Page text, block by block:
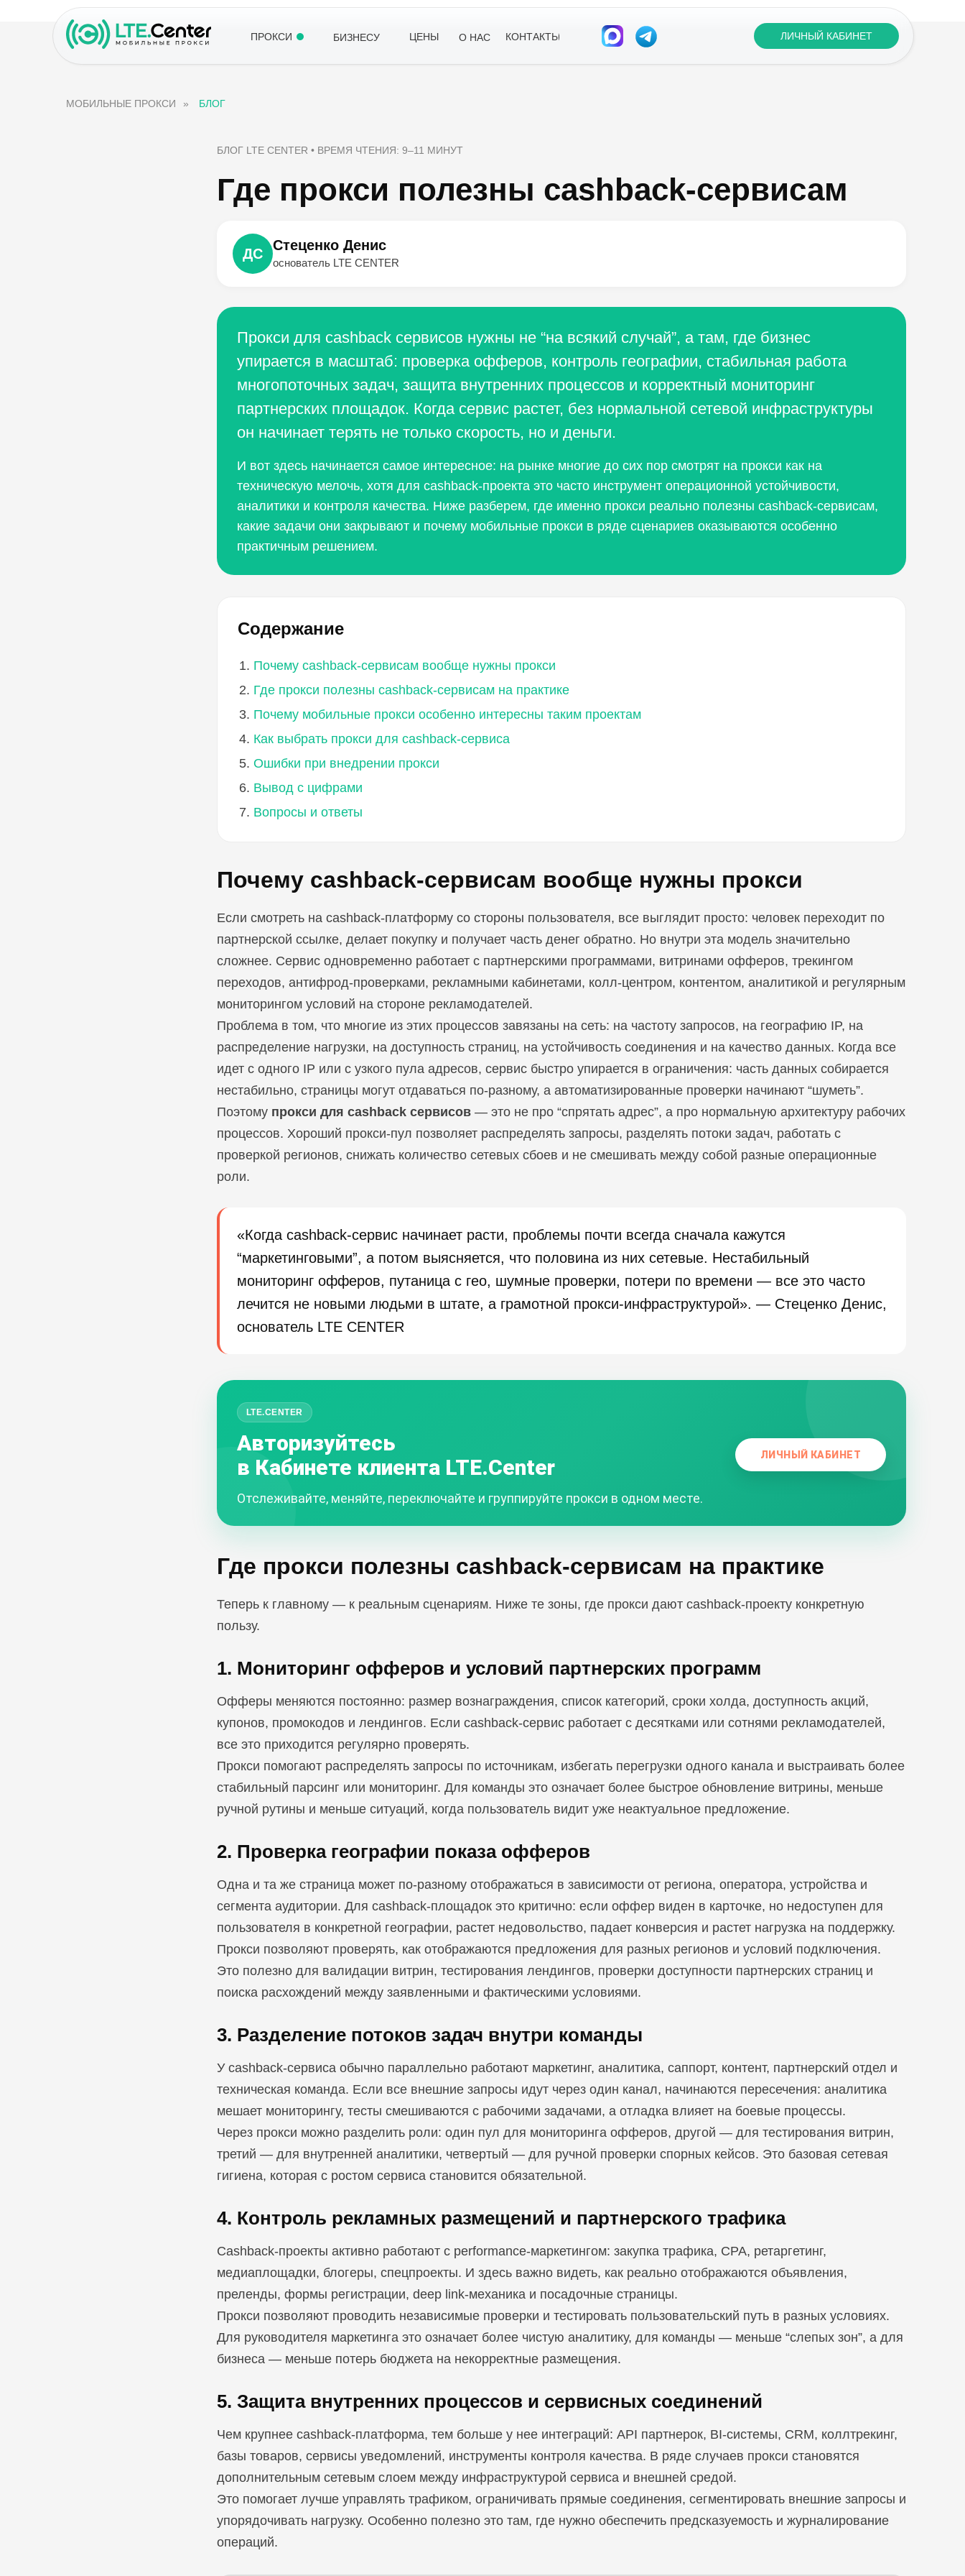
ЛИЧНЫЙ КАБИНЕТ
ПРОКСИ БИЗНЕСУ ЦЕНЫ О НАС КОНТАКТЫ
МОБИЛЬНЫЕ ПРОКСИ » БЛОГ
БЛОГ LTE CENTER • ВРЕМЯ ЧТЕНИЯ: 9–11 МИНУТ
Где прокси полезны cashback-сервисам
ДС
Стеценко Денис
основатель LTE CENTER
Прокси для cashback сервисов нужны не “на всякий случай”, а там, где бизнес
упирается в масштаб: проверка офферов, контроль географии, стабильная работа
многопоточных задач, защита внутренних процессов и корректный мониторинг
партнерских площадок. Когда сервис растет, без нормальной сетевой инфраструктуры
он начинает терять не только скорость, но и деньги.
И вот здесь начинается самое интересное: на рынке многие до сих пор смотрят на прокси как на
техническую мелочь, хотя для cashback-проекта это часто инструмент операционной устойчивости,
аналитики и контроля качества. Ниже разберем, где именно прокси реально полезны cashback-сервисам,
какие задачи они закрывают и почему мобильные прокси в ряде сценариев оказываются особенно
практичным решением.
Содержание
Почему cashback-сервисам вообще нужны прокси
Где прокси полезны cashback-сервисам на практике
Почему мобильные прокси особенно интересны таким проектам
Как выбрать прокси для cashback-сервиса
Ошибки при внедрении прокси
Вывод с цифрами
Вопросы и ответы
Почему cashback-сервисам вообще нужны прокси
Если смотреть на cashback-платформу со стороны пользователя, все выглядит просто: человек переходит по
партнерской ссылке, делает покупку и получает часть денег обратно. Но внутри эта модель значительно
сложнее. Сервис одновременно работает с партнерскими программами, витринами офферов, трекингом
переходов, антифрод-проверками, рекламными кабинетами, колл-центром, контентом, аналитикой и регулярным
мониторингом условий на стороне рекламодателей.
Проблема в том, что многие из этих процессов завязаны на сеть: на частоту запросов, на географию IP, на
распределение нагрузки, на доступность страниц, на устойчивость соединения и на качество данных. Когда все
идет с одного IP или с узкого пула адресов, сервис быстро упирается в ограничения: часть данных собирается
нестабильно, страницы могут отдаваться по-разному, а автоматизированные проверки начинают “шуметь”.
Поэтому прокси для cashback сервисов — это не про “спрятать адрес”, а про нормальную архитектуру рабочих
процессов. Хороший прокси-пул позволяет распределять запросы, разделять потоки задач, работать с
проверкой регионов, снижать количество сетевых сбоев и не смешивать между собой разные операционные
роли.
«Когда cashback-сервис начинает расти, проблемы почти всегда сначала кажутся
“маркетинговыми”, а потом выясняется, что половина из них сетевые. Нестабильный
мониторинг офферов, путаница с гео, шумные проверки, потери по времени — все это часто
лечится не новыми людьми в штате, а грамотной прокси-инфраструктурой». — Стеценко Денис,
основатель LTE CENTER
LTE.CENTER
Авторизуйтесь
в Кабинете клиента LTE.Center
Отслеживайте, меняйте, переключайте и группируйте прокси в одном месте.
ЛИЧНЫЙ КАБИНЕТ
Где прокси полезны cashback-сервисам на практике
Теперь к главному — к реальным сценариям. Ниже те зоны, где прокси дают cashback-проекту конкретную
пользу.
1. Мониторинг офферов и условий партнерских программ
Офферы меняются постоянно: размер вознаграждения, список категорий, сроки холда, доступность акций,
купонов, промокодов и лендингов. Если cashback-сервис работает с десятками или сотнями рекламодателей,
все это приходится регулярно проверять.
Прокси помогают распределять запросы по источникам, избегать перегрузки одного канала и выстраивать более
стабильный парсинг или мониторинг. Для команды это означает более быстрое обновление витрины, меньше
ручной рутины и меньше ситуаций, когда пользователь видит уже неактуальное предложение.
2. Проверка географии показа офферов
Одна и та же страница может по-разному отображаться в зависимости от региона, оператора, устройства и
сегмента аудитории. Для cashback-площадок это критично: если оффер виден в карточке, но недоступен для
пользователя в конкретной географии, растет недовольство, падает конверсия и растет нагрузка на поддержку.
Прокси позволяют проверять, как отображаются предложения для разных регионов и условий подключения.
Это полезно для валидации витрин, тестирования лендингов, проверки доступности партнерских страниц и
поиска расхождений между заявленными и фактическими условиями.
3. Разделение потоков задач внутри команды
У cashback-сервиса обычно параллельно работают маркетинг, аналитика, саппорт, контент, партнерский отдел и
техническая команда. Если все внешние запросы идут через один канал, начинаются пересечения: аналитика
мешает мониторингу, тесты смешиваются с рабочими задачами, а отладка влияет на боевые процессы.
Через прокси можно разделить роли: один пул для мониторинга офферов, другой — для тестирования витрин,
третий — для внутренней аналитики, четвертый — для ручной проверки спорных кейсов. Это базовая сетeвая
гигиена, которая с ростом сервиса становится обязательной.
4. Контроль рекламных размещений и партнерского трафика
Cashback-проекты активно работают с performance-маркетингом: закупка трафика, CPA, ретаргетинг,
медиаплощадки, блогеры, спецпроекты. И здесь важно видеть, как реально отображаются объявления,
преленды, формы регистрации, deep link-механика и посадочные страницы.
Прокси позволяют проводить независимые проверки и тестировать пользовательский путь в разных условиях.
Для руководителя маркетинга это означает более чистую аналитику, для команды — меньше “слепых зон”, а для
бизнеса — меньше потерь бюджета на некорректные размещения.
5. Защита внутренних процессов и сервисных соединений
Чем крупнее cashback-платформа, тем больше у нее интеграций: API партнерок, BI-системы, CRM, коллтрекинг,
базы товаров, сервисы уведомлений, инструменты контроля качества. В ряде случаев прокси становятся
дополнительным сетевым слоем между инфраструктурой сервиса и внешней средой.
Это помогает лучше управлять трафиком, ограничивать прямые соединения, сегментировать внешние запросы и
упорядочивать нагрузку. Особенно полезно это там, где нужно обеспечить предсказуемость и журналирование
операций.